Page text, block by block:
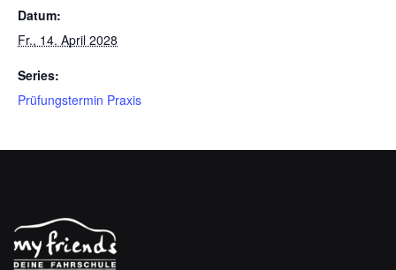
Datum:
Fr., 14. April 2028
Series:
Prüfungstermin Praxis